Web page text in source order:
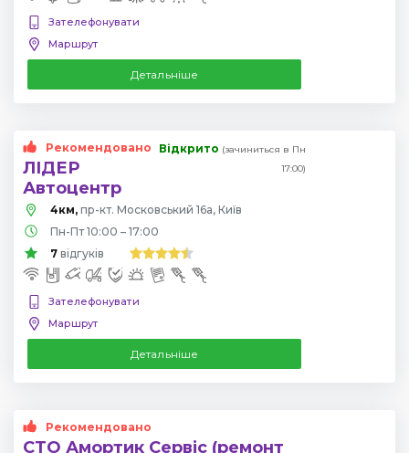
Зателефонувати
Маршрут
Детальніше
Рекомендовано
ЛІДЕР
Автоцентр
Відкрито (зачиниться в Пн
17:00)
4км, пр-кт. Московський 16а, Київ
Пн-Пт 10:00 – 17:00
7 відгуків
Зателефонувати
Маршрут
Детальніше
Рекомендовано
СТО Амортик Сервіс (ремонт